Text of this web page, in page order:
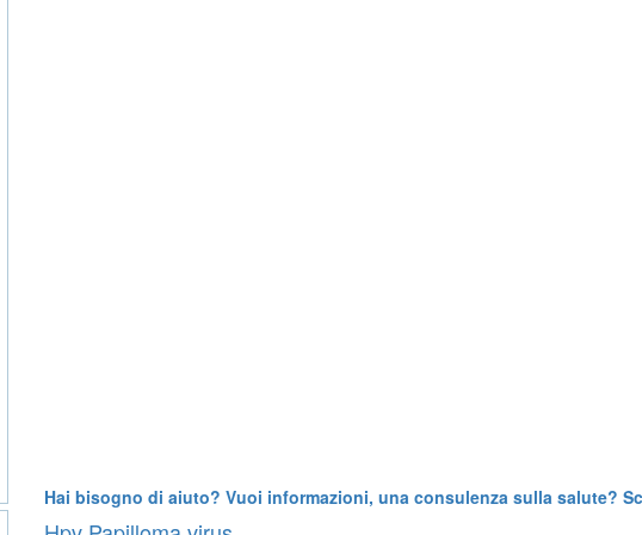
Hai bisogno di aiuto? Vuoi informazioni, una consulenza sulla salute?